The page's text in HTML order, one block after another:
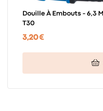
Douille À Embouts - 6,3
T30
3,20 €